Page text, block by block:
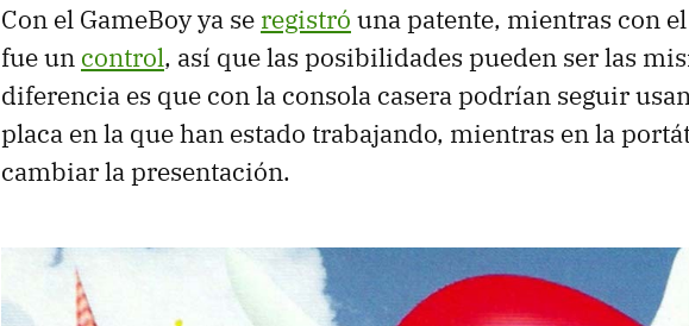
Con el GameBoy ya se registró una patente, mientras con
fue un control, así que las posibilidades pueden ser las
diferencia es que con la consola casera podrían seguir
placa en la que han estado trabajando, mientras en la
cambiar la presentación.